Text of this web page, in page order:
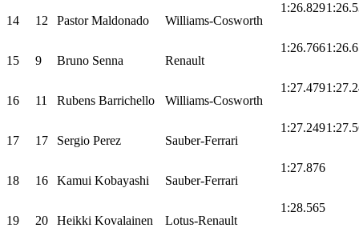
14 12 Pastor Maldonado Williams-Cosworth
1:26.829
15 9 Bruno Senna Renault
1:26.766
16 11 Rubens Barrichello Williams-Cosworth
1:27.479
17 17 Sergio Perez Sauber-Ferrari
1:27.249
18 16 Kamui Kobayashi Sauber-Ferrari
1:27.876
19 20 Heikki Kovalainen Lotus-Renault
1:28.565